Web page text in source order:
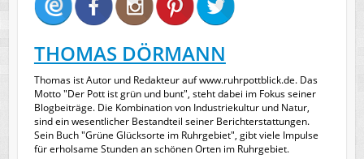
THOMAS DÖRMANN
Thomas ist Autor und Redakteur auf www.ruhrpottblick.de. Das
Motto "Der Pott ist grün und bunt", steht dabei im Fokus seiner
Blogbeiträge. Die Kombination von Industriekultur und Natur,
sind ein wesentlicher Bestandteil seiner Berichterstattungen.
Sein Buch "Grüne Glücksorte im Ruhrgebiet", gibt viele Impulse
für erholsame Stunden an schönen Orten im Ruhrgebiet.